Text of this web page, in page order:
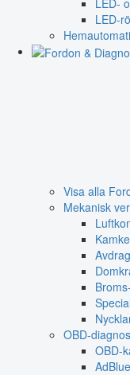
LED-
Visa alla
Mekanisk
OBD-
OBD-